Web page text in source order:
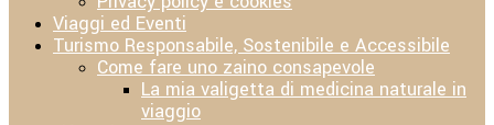
Viaggi ed Eventi
Turismo Responsabile, Sostenibile e Accessibile
Come fare uno zaino consapevole
La mia valigetta di medicina naturale in
viaggio